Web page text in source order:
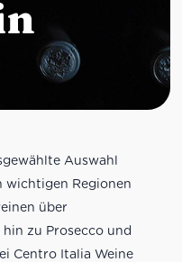
Auswahl
wichtigen Regionen
über
zu Prosecco und
Centro Italia Weine